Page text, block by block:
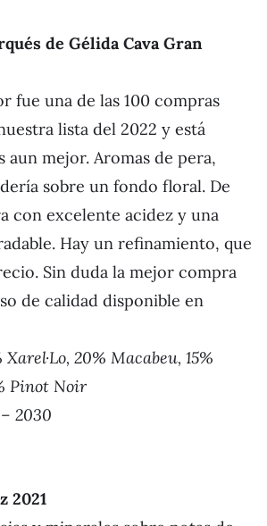
de Gélida Cava Gran
fue una de las 100 compras
lista del 2022 y está
aun mejor. Aromas de pera,
sobre un fondo floral. De
con excelente acidez y una
Hay un refinamiento, que
Sin duda la mejor compra
de calidad disponible en
20% Macabeu, 15%
Pinot Noir
2030
2021